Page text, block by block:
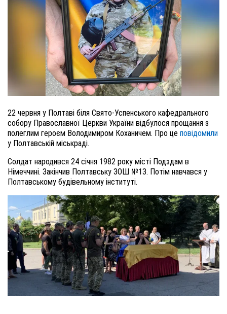
22 червня у Полтаві біля Свято-Успенського кафедрального
собору Православної Церкви України відбулося прощання з
полеглим героєм Володимиром Коханичем. Про це повідомили
у Полтавській міськраді.
Солдат народився 24 січня 1982 року місті Подздам в
Німеччині. Закінчив Полтавську ЗОШ №13. Потім навчався у
Полтавському будівельному інституті.